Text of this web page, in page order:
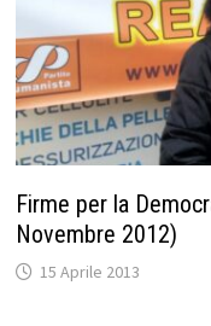
Firme per la
Novembre 2012)
15 Aprile 2013